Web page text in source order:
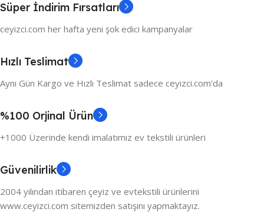
Süper İndirim Fırsatları
ceyizci.com her hafta yeni şok edici kampanyalar
Hızlı Teslimat
Aynı Gün Kargo ve Hızlı Teslimat sadece ceyizci.com'da
%100 Orjinal Ürün
+1000 Üzerinde kendi imalatımız ev tekstili ürünleri
Güvenilirlik
2004 yılından itibaren çeyiz ve evtekstili ürünlerini
www.ceyizci.com sitemizden satışını yapmaktayız.